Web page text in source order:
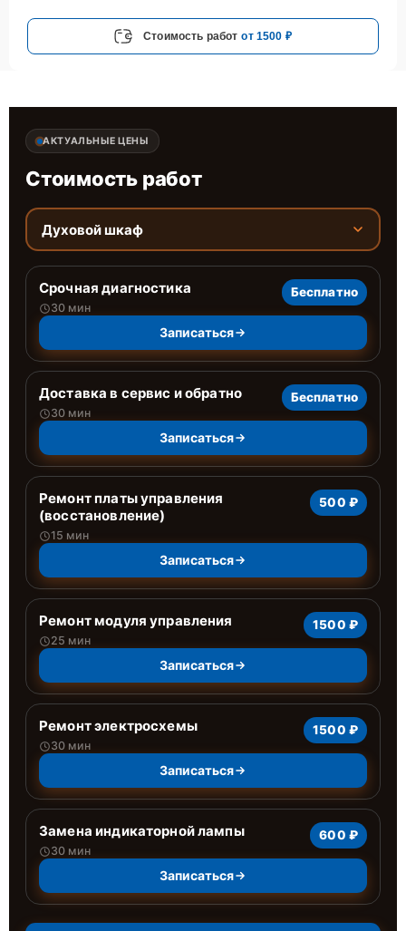
Стоимость работ от 1500 ₽
АКТУАЛЬНЫЕ ЦЕНЫ
Стоимость работ
Духовой шкаф
Срочная диагностика
30 мин
Бесплатно
Записаться
Доставка в сервис и обратно
30 мин
Бесплатно
Записаться
Ремонт платы управления
(восстановление)
15 мин
500 ₽
Записаться
Ремонт модуля управления
25 мин
1500 ₽
Записаться
Ремонт электросхемы
30 мин
1500 ₽
Записаться
Замена индикаторной лампы
30 мин
600 ₽
Записаться